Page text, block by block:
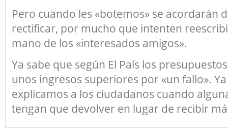
Pero cuando les «botemos» se acordarán
rectificar, por mucho que intenten
mano de los «interesados amigos».
Ya sabe que según El País los
unos ingresos superiores por «un fallo».
explicamos a los ciudadanos cuando
tengan que devolver en lugar de recibir